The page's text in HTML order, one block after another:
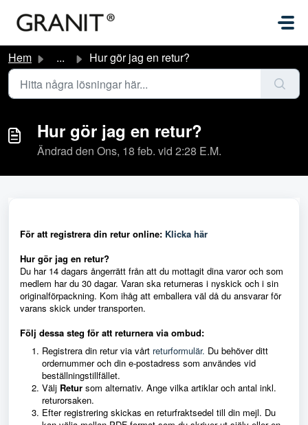
Hem ... Hur gör jag en retur?
Hur gör jag en retur?
Ändrad den Ons, 18 feb. vid 2:28 E.M.
För att registrera din retur online: Klicka här
Hur gör jag en retur?
Du har 14 dagars ångerrätt från att du mottagit dina varor och som
medlem har du 30 dagar. Varan ska returneras i nyskick och i sin
originalförpackning. Kom ihåg att emballera väl då du ansvarar för
varans skick under transporten.
Följ dessa steg för att returnera via ombud:
Registrera din retur via vårt returformulär. Du behöver ditt
ordernummer och din e-postadress som användes vid
beställningstillfället.
Välj Retur som alternativ. Ange vilka artiklar och antal inkl.
returorsaken.
Efter registrering skickas en returfraktsedel till din mejl. Du